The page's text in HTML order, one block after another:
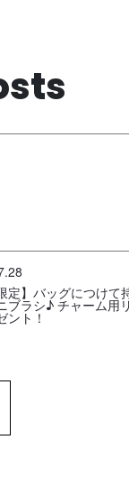
定】バッグにつけて
ブラシ♪ チャーム用
ント！